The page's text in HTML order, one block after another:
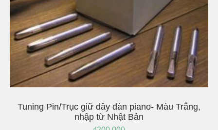
Tuning Pin/Trục giữ dây đàn piano- Màu Trắng,
nhập từ Nhật Bản